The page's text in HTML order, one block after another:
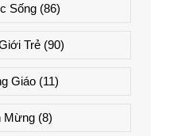
Sống(86)
Trẻ (90)
Giáo(11)
Mừng (8)